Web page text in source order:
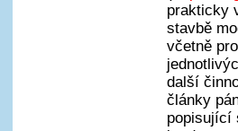
prakticky
stavbě
včetně
další
články
popisující